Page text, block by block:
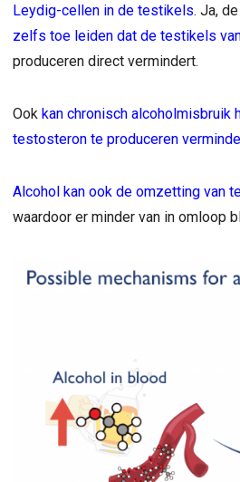
Leydig-cellen in de testikels. Ja,
zelfs toe leiden dat de testikels
produceren direct vermindert.
Ook kan chronisch alcoholmisbruik
testosteron te produceren
Alcohol kan ook de omzetting van
waardoor er minder van in omloop